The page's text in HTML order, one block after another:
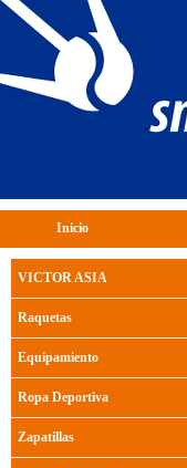
Inicio
VICTOR ASIA
Raquetas
Equipamiento
Ropa Deportiva
Zapatillas